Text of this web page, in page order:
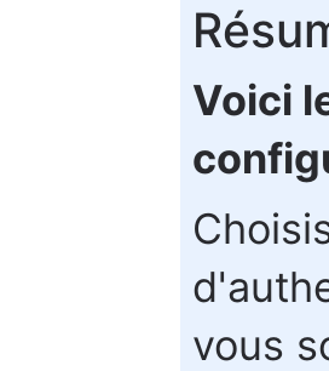
Voici
vous